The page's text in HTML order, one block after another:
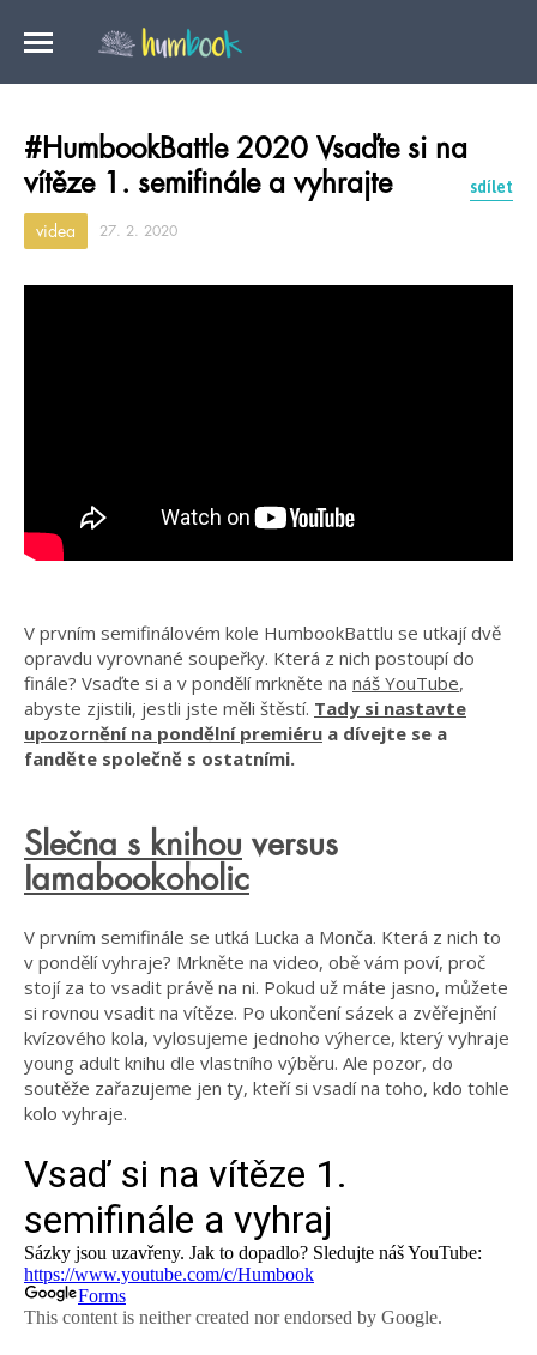
#HumbookBattle 2020 Vsaďte si na
vítěze 1. semifinále a vyhrajte
sdílet
videa 27. 2. 2020
V prvním semifinálovém kole HumbookBattlu se utkají dvě
opravdu vyrovnané soupeřky. Která z nich postoupí do
finále? Vsaďte si a v pondělí mrkněte na náš YouTube,
abyste zjistili, jestli jste měli štěstí. Tady si nastavte
upozornění na pondělní premiéru a dívejte se a
fanděte společně s ostatními.
Slečna s knihou versus
Iamabookoholic
V prvním semifinále se utká Lucka a Monča. Která z nich to
v pondělí vyhraje? Mrkněte na video, obě vám poví, proč
stojí za to vsadit právě na ni. Pokud už máte jasno, můžete
si rovnou vsadit na vítěze. Po ukončení sázek a zvěřejnění
kvízového kola, vylosujeme jednoho výherce, který vyhraje
young adult knihu dle vlastního výběru. Ale pozor, do
soutěže zařazujeme jen ty, kteří si vsadí na toho, kdo tohle
kolo vyhraje.